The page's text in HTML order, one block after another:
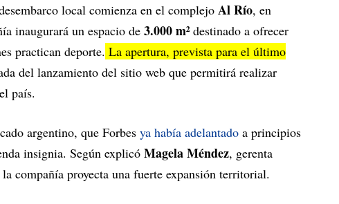
local comienza en el complejo Al Río, en
inaugurará un espacio de 3.000 m²destinado a ofrecer
practican deporte. La apertura, prevista para el último
del lanzamiento del sitio web que permitirá realizar
país.
argentino, que Forbes ya había adelantado a principios
insignia. Según explicó Magela Méndez, gerenta
compañía proyecta una fuerte expansión territorial.